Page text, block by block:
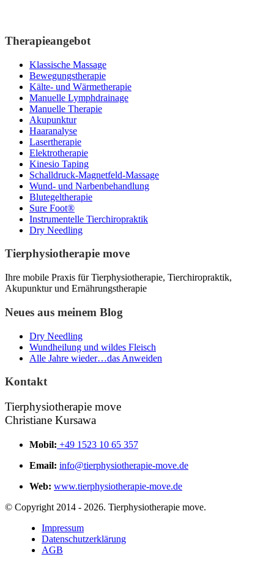
Therapieangebot
Klassische Massage
Bewegungstherapie
Kälte- und Wärmetherapie
Manuelle Lymphdrainage
Manuelle Therapie
Akupunktur
Haaranalyse
Lasertherapie
Elektrotherapie
Kinesio Taping
Schalldruck-Magnetfeld-Massage
Wund- und Narbenbehandlung
Blutegeltherapie
Sure Foot®
Instrumentelle Tierchiropraktik
Dry Needling
Tierphysiotherapie move
Ihre mobile Praxis für Tierphysiotherapie, Tierchiropraktik,
Akupunktur und Ernährungstherapie
Neues aus meinem Blog
Dry Needling
Wundheilung und wildes Fleisch
Alle Jahre wieder…das Anweiden
Kontakt
Tierphysiotherapie move
Christiane Kursawa
Mobil: +49 1523 10 65 357
Email: info@tierphysiotherapie-move.de
Web: www.tierphysiotherapie-move.de
© Copyright 2014 - 2026. Tierphysiotherapie move.
Impressum
Datenschutzerklärung
AGB